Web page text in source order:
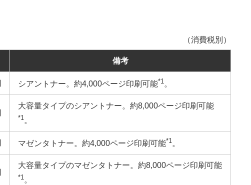
（消費税別）
備考
シアントナー。約4,000ページ印刷可能*1 。
大容量タイプのシアントナー。約8,000ページ印刷可能
*1 。
マゼンタトナー。約4,000ページ印刷可能*1 。
大容量タイプのマゼンタトナー。約8,000ページ印刷可能
*1 。